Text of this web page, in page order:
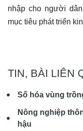
nhập cho người
mục tiêu phát triển
TIN, BÀI LIÊN
Số hóa vùng
Nông nghiệp
hậu